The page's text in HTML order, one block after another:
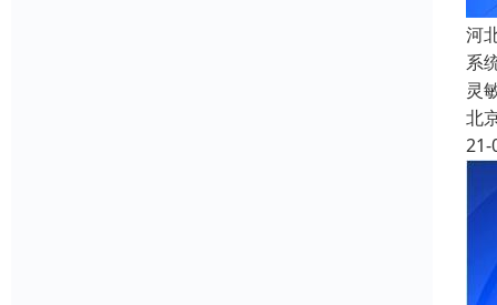
河
系
灵
北
21-